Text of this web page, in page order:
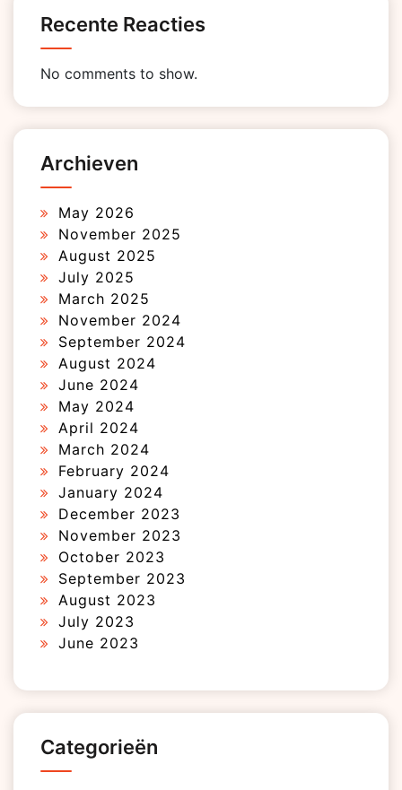
Recente Reacties
No comments to show.
Archieven
May 2026
November 2025
August 2025
July 2025
March 2025
November 2024
September 2024
August 2024
June 2024
May 2024
April 2024
March 2024
February 2024
January 2024
December 2023
November 2023
October 2023
September 2023
August 2023
July 2023
June 2023
Categorieën